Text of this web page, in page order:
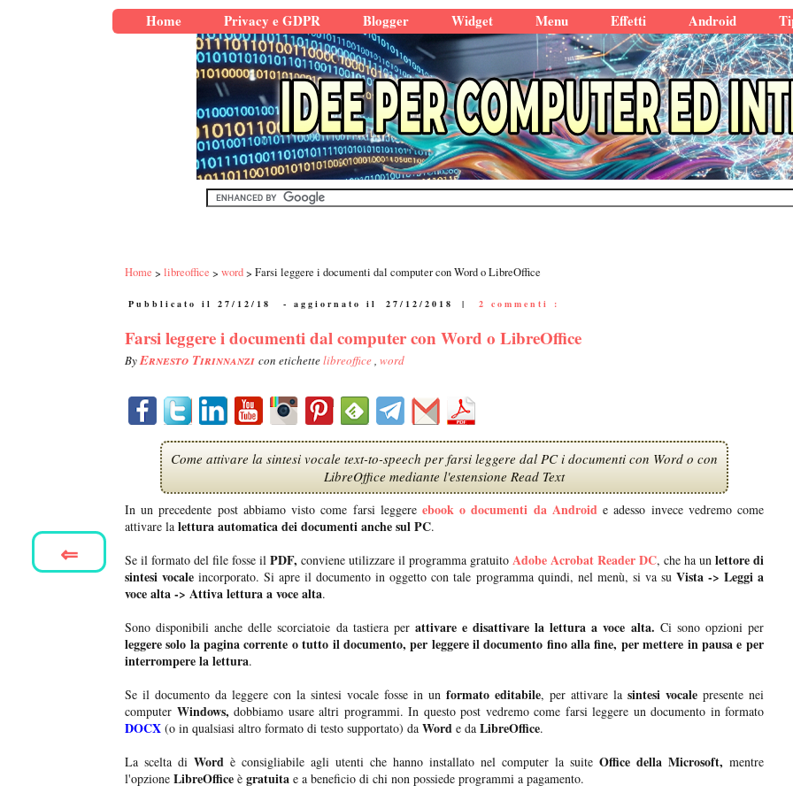
Home Privacy e GDPR Blogger Widget Menu Effetti Android
Home libreoffice word Farsi leggere i documenti dal computer con Word o LibreOffice
Pubblicato il 27/12/18 - aggiornato il 27/12/2018 | 2 commenti :
Farsi leggere i documenti dal computer con Word o LibreOffice
ByErnesto Tirinnanzi con etichettelibreoffice, word
Come attivare la sintesi vocale text-to-speech per farsi leggere dal PC i documenti con Word o con
LibreOffice mediante l'estensione Read Text
In un precedente post abbiamo visto come farsi leggere ebook o documenti da Androide adesso invece vedremo come
attivare la lettura automatica dei documenti anche sul PC.
Se il formato del file fosse il PDF, conviene utilizzare il programma gratuito Adobe Acrobat Reader DC, che ha un lettore di
sintesi vocale incorporato. Si apre il documento in oggetto con tale programma quindi, nel menù, si va su Vista -> Leggi a
voce alta -> Attiva lettura a voce alta.
Sono disponibili anche delle scorciatoie da tastiera perattivare e disattivare la lettura a voce alta. Ci sono opzioni per
leggere solo la pagina corrente o tutto il documento, per leggere il documento fino alla fine, per mettere in pausa e per
interrompere la lettura.
Se il documento da leggere con la sintesi vocale fosse in un formato editabile, per attivare la sintesi vocale presente nei
computer Windows, dobbiamo usare altri programmi. In questo post vedremo come farsi leggere un documento in formato
DOCX (o in qualsiasi altro formato di testo supportato) da Word e da LibreOffice.
La scelta di Word è consigliabile agli utenti che hanno installato nel computer la suite Office della Microsoft, mentre
l'opzione LibreOffice è gratuita e a beneficio di chi non possiede programmi a pagamento.
⇐